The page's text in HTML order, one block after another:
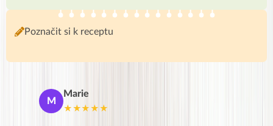
Poznačit si k receptu
M
Marie
★★★★★